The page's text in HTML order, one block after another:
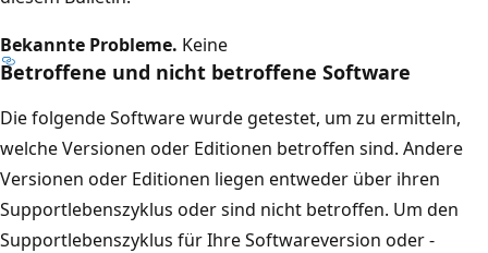
Bekannte Probleme. Keine
Betroffene und nicht betroffene Software
Die folgende Software wurde getestet, um zu ermitteln,
welche Versionen oder Editionen betroffen sind. Andere
Versionen oder Editionen liegen entweder über ihren
Supportlebenszyklus oder sind nicht betroffen. Um den
Supportlebenszyklus für Ihre Softwareversion oder -